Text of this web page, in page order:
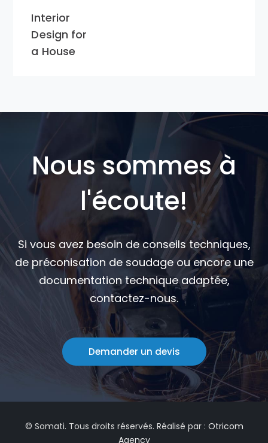
Interior
Design for
a House
Nous sommes à
l'écoute!
Si vous avez besoin de conseils techniques,
de préconisation de soudage ou encore une
documentation technique adaptée,
contactez-nous.
Demander un devis
© Somati. Tous droits réservés. Réalisé par : Otricom
Agency